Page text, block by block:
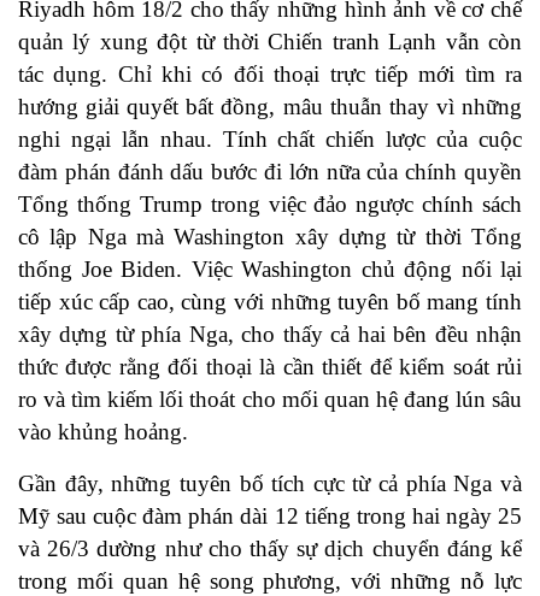
Riyadh hôm 18/2 cho thấy những hình ảnh về cơ chế
quản lý xung đột từ thời Chiến tranh Lạnh vẫn còn
tác dụng. Chỉ khi có đối thoại trực tiếp mới tìm ra
hướng giải quyết bất đồng, mâu thuẫn thay vì những
nghi ngại lẫn nhau. Tính chất chiến lược của cuộc
đàm phán đánh dấu bước đi lớn nữa của chính quyền
Tổng thống Trump trong việc đảo ngược chính sách
cô lập Nga mà Washington xây dựng từ thời Tổng
thống Joe Biden. Việc Washington chủ động nối lại
tiếp xúc cấp cao, cùng với những tuyên bố mang tính
xây dựng từ phía Nga, cho thấy cả hai bên đều nhận
thức được rằng đối thoại là cần thiết để kiểm soát rủi
ro và tìm kiếm lối thoát cho mối quan hệ đang lún sâu
vào khủng hoảng.
Gần đây, những tuyên bố tích cực từ cả phía Nga và
Mỹ sau cuộc đàm phán dài 12 tiếng trong hai ngày 25
và 26/3 dường như cho thấy sự dịch chuyển đáng kể
trong mối quan hệ song phương, với những nỗ lực